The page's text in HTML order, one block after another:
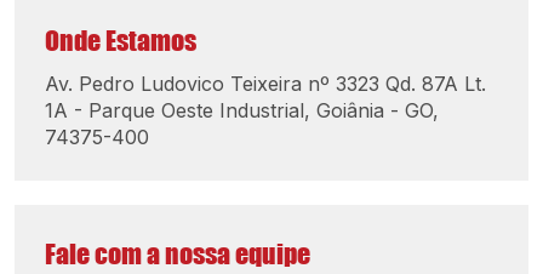
Onde Estamos
Av. Pedro Ludovico Teixeira nº 3323 Qd. 87A Lt.
1A - Parque Oeste Industrial, Goiânia - GO,
74375-400
Fale com a nossa equipe